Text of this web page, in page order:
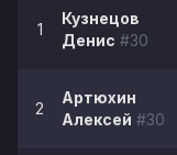
1
Кузнецов
Денис #30
2
Артюхин
Алексей #30